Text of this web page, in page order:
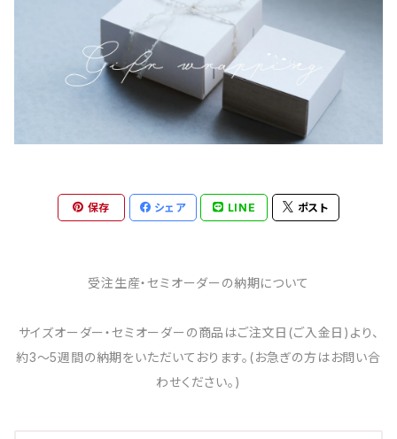
保存 シェア LINE ポスト
受注生産・セミオーダーの納期について
サイズオーダー・セミオーダーの商品はご注文日(ご入金日)より、
約3～5週間の納期をいただいております。(お急ぎの方はお問い合
わせください。)